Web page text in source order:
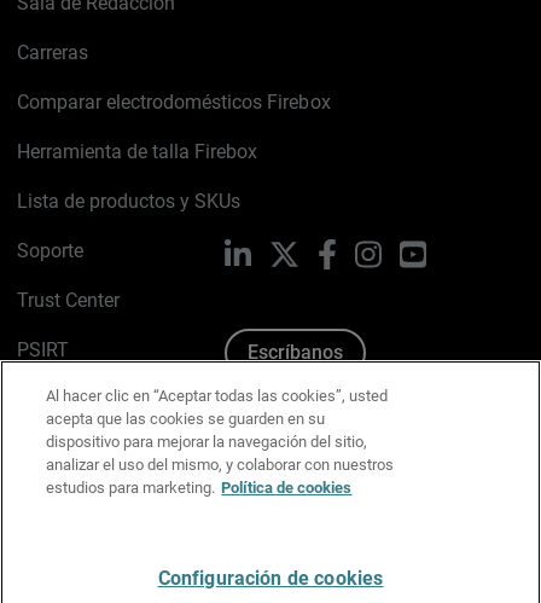
Carreras
Comparar electrodomésticos Firebox
Herramienta de talla Firebox
Lista de productos y SKUs
Soporte
Trust Center
PSIRT
Política de cookies
Política de privacidad
Kit de medios y marca
LinkedIn FacebookInstagramYouTube
Escríbanos
Al hacer clic en “Aceptar todas las cookies”, usted
acepta que las cookies se guarden en su
dispositivo para mejorar la navegación del sitio,
analizar el uso del mismo, y colaborar con nuestros
estudios para marketing. Política de cookies
Configuración de cookies